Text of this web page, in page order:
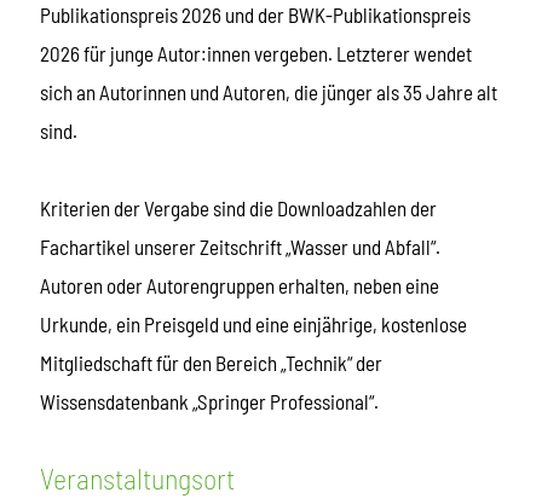
Publikationspreis 2026 und der BWK-Publikationspreis
2026 für junge Autor:innen vergeben. Letzterer wendet
sich an Autorinnen und Autoren, die jünger als 35 Jahre alt
sind.
Kriterien der Vergabe sind die Downloadzahlen der
Fachartikel unserer Zeitschrift „Wasser und Abfall“.
Autoren oder Autorengruppen erhalten, neben eine
Urkunde, ein Preisgeld und eine einjährige, kostenlose
Mitgliedschaft für den Bereich „Technik“ der
Wissensdatenbank „Springer Professional“.
Veranstaltungsort